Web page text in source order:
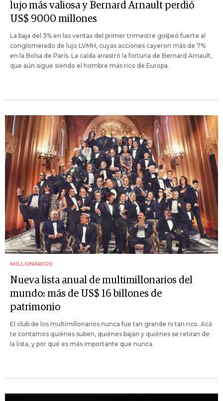
lujo más valiosa y Bernard Arnault perdió
US$ 9000 millones
La baja del 3% en las ventas del primer trimestre golpeó fuerte al
conglomerado de lujo LVMH, cuyas acciones cayeron más de 7%
en la Bolsa de París. La caída arrastró la fortuna de Bernard Arnault,
que aún sigue siendo el hombre más rico de Europa.
MILLONARIOS
Nueva lista anual de multimillonarios del
mundo: más de US$ 16 billones de
patrimonio
El club de los multimillonarios nunca fue tan grande ni tan rico. Acá
te contamos quiénes suben, quiénes bajan y quiénes se retiran de
la lista, y por qué es más importante que nunca.